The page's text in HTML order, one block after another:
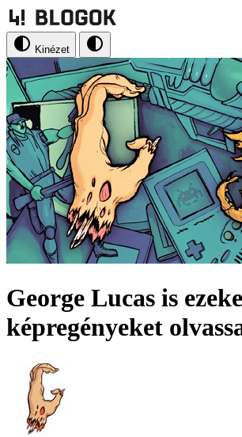
Kinézet
George Lucas is
képregényeket